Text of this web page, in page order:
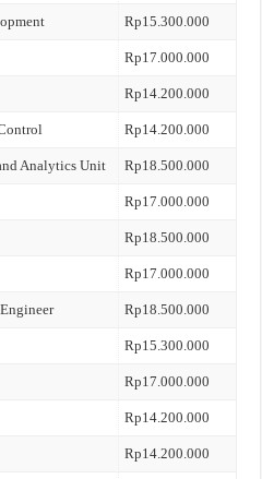
Rp15.300.000
Rp17.000.000
Rp14.200.000
Rp14.200.000
Analytics Unit Rp18.500.000
Rp17.000.000
Rp18.500.000
Rp17.000.000
Rp18.500.000
Rp15.300.000
Rp17.000.000
Rp14.200.000
Rp14.200.000